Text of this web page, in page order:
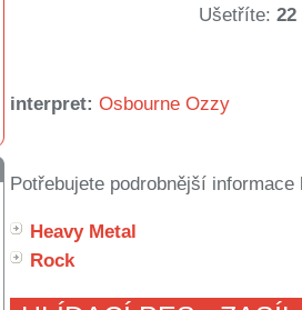
Ušetříte: 22
interpret: Osbourne Ozzy
Potřebujete podrobnější
Heavy Metal
Rock